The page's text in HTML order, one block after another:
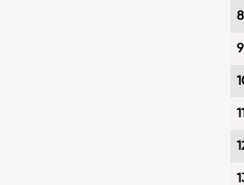
8
9
11